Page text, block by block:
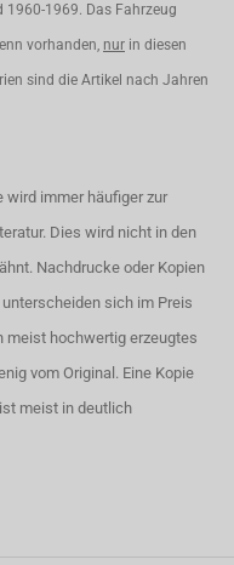
1960-1969. Das Fahrzeug
vorhanden, nur in diesen
sind die Artikel nach Jahren
wird immer häufiger zur
Dies wird nicht in den
Nachdrucke oder Kopien
sich im Preis
meist hochwertig erzeugtes
vom Original. Eine Kopie
meist in deutlich